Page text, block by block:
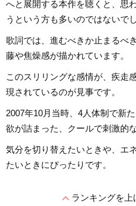
へと展開する本作を聴くと、思
うという方も多いのではないで
歌詞では、進むべきか止まるべ
藤や焦燥感が描かれています。
このスリリングな感情が、疾走
現されているのが見事です。
2007年10月当時、4人体制で新
欲が詰まった、クールで刺激的な
気分を切り替えたいときや、エ
たいときにぴったりです。
expand_lessランキングを上